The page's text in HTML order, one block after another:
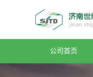
公司首页